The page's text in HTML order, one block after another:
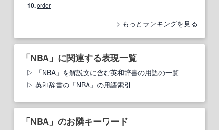
10.order
もっとランキングを見る
「NBA」に関連する表現一覧
「NBA」を解説文に含む英和辞書の用語の一覧
英和辞書の「NBA」の用語索引
「NBA」のお隣キーワード